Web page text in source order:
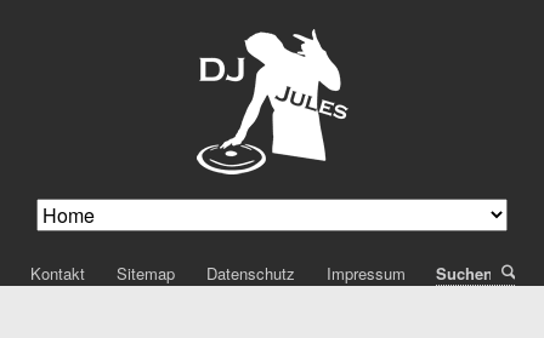
Navigation
überspringen
Kontakt Sitemap Datenschutz Impressum